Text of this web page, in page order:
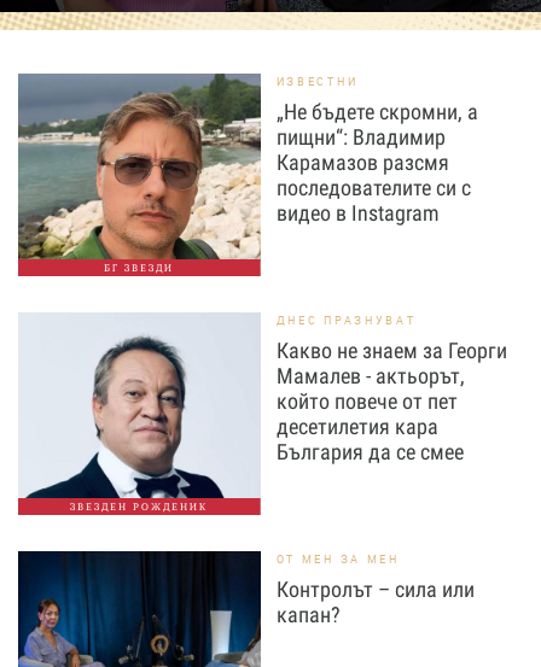
БГ ЗВЕЗДИ
ИЗВЕСТНИ
„Не бъдете скромни, а
пищни“: Владимир
Карамазов разсмя
последователите си с
видео в Instagram
ЗВЕЗДЕН РОЖДЕНИК
ДНЕС ПРАЗНУВАТ
Какво не знаем за Георги
Мамалев - актьорът,
който повече от пет
десетилетия кара
България да се смее
ОТ МЕН ЗА МЕН
Контролът – сила или
капан?